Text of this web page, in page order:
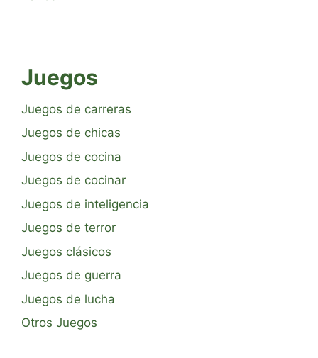
Juegos
Juegos de carreras
Juegos de chicas
Juegos de cocina
Juegos de cocinar
Juegos de inteligencia
Juegos de terror
Juegos clásicos
Juegos de guerra
Juegos de lucha
Otros Juegos